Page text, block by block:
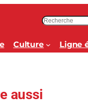
Culture Ligne
aussi